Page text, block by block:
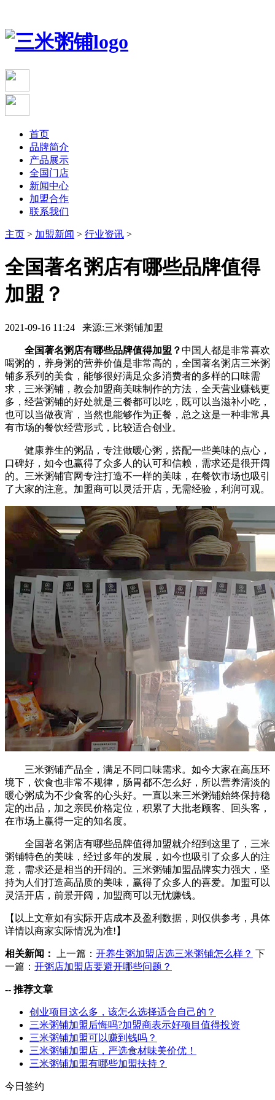
首页
品牌简介
产品展示
全国门店
新闻中心
加盟合作
联系我们
主页 > 加盟新闻 > 行业资讯 >
全国著名粥店有哪些品牌值得
加盟？
2021-09-16 11:24 来源:三米粥铺加盟
全国著名粥店有哪些品牌值得加盟？中国人都是非常喜欢
喝粥的，养身粥的营养价值是非常高的，全国著名粥店三米粥
铺多系列的美食，能够很好满足众多消费者的多样的口味需
求，三米粥铺，教会加盟商美味制作的方法，全天营业赚钱更
多，经营粥铺的好处就是三餐都可以吃，既可以当滋补小吃，
也可以当做夜宵，当然也能够作为正餐，总之这是一种非常具
有市场的餐饮经营形式，比较适合创业。
健康养生的粥品，专注做暖心粥，搭配一些美味的点心，
口碑好，如今也赢得了众多人的认可和信赖，需求还是很开阔
的。三米粥铺官网专注打造不一样的美味，在餐饮市场也吸引
了大家的注意。加盟商可以灵活开店，无需经验，利润可观。
三米粥铺产品全，满足不同口味需求。如今大家在高压环
境下，饮食也非常不规律，肠胃都不怎么好，所以营养清淡的
暖心粥成为不少食客的心头好。一直以来三米粥铺始终保持稳
定的出品，加之亲民价格定位，积累了大批老顾客、回头客，
在市场上赢得一定的知名度。
全国著名粥店有哪些品牌值得加盟就介绍到这里了，三米
粥铺特色的美味，经过多年的发展，如今也吸引了众多人的注
意，需求还是相当的开阔的。三米粥铺加盟品牌实力强大，坚
持为人们打造高品质的美味，赢得了众多人的喜爱。加盟可以
灵活开店，前景开阔，加盟商可以无忧赚钱。
【以上文章如有实际开店成本及盈利数据，则仅供参考，具体
详情以商家实际情况为准!】
相关新闻： 上一篇： 开养生粥加盟店选三米粥铺怎么样？ 下
一篇： 开粥店加盟店要避开哪些问题？
-- 推荐文章
创业项目这么多，该怎么选择适合自己的？
三米粥铺加盟后悔吗?加盟商表示好项目值得投资
三米粥铺加盟可以赚到钱吗？
三米粥铺加盟店，严选食材味美价优！
三米粥铺加盟有哪些加盟扶持？
今日签约